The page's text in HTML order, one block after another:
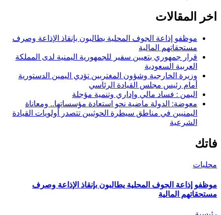
اخر المقالات
موظفو إذاعة الجوف المحلية يطالبون بإنقاذ الإذاعة وصرف
مستحقاتهم المالية
قرار جمهوري بتعيين سفير للجمهورية اليمنية لدى المملكة
العربية السعودية
وزيرة الخارجية وشؤون المغتربين تؤدي اليمين الدستورية
أمام رئيس مجلس القيادة الرئاسي
اليمن : فساد مالي وإداري وتنمية مؤجلة
معوضة: الدولة ماضية نحو استعادة مؤسساتها.. ومعاناة
اليمنيين في مناطق سيطرة الحوثيين تتصدر أولويات القيادة
الشرعية
فاتك
محليات
موظفو إذاعة الجوف المحلية يطالبون بإنقاذ الإذاعة وصرف
مستحقاتهم المالية